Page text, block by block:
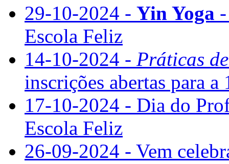
29-10-2024 - Yin Yoga
Escola Feliz
14-10-2024 - Práticas
inscrições abertas para a
17-10-2024 - Dia do
Escola Feliz
26-09-2024 - Vem